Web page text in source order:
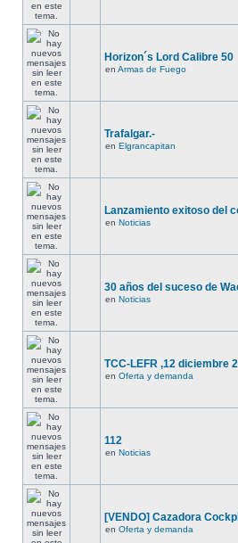
Horizon´s Lord Calibre 50
en Armas de Fuego
Trafalgar.-
en Elgrancapitan
Lanzamiento exitoso del
en Noticias
30 años del suceso de
en Noticias
TCC-LEFR ,12 diciembre
en Oferta y demanda
112
en Noticias
[VENDO] Cazadora
en Oferta y demanda